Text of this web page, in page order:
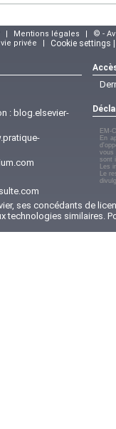
Mentions légales
© -
privée Cookie settings
: blog.elsevier-
EM-
En
vous
sont
Les
Le
ses concédants de
technologies similaires.